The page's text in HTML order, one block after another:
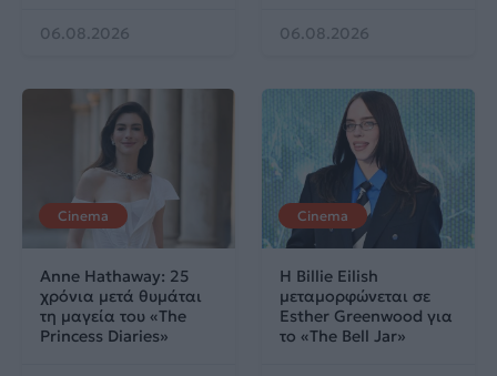
06.08.2026 06.08.2026
Cinema
Anne Hathaway: 25
χρόνια μετά θυμάται
τη μαγεία του «The
Princess Diaries»
Cinema
Η Billie Eilish
μεταμορφώνεται σε
Esther Greenwood για
το «The Bell Jar»